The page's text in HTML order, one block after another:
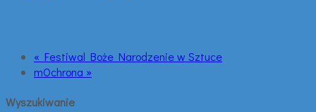
« Festiwal Boże Narodzenie w Sztuce
mOchrona »
Wyszukiwanie